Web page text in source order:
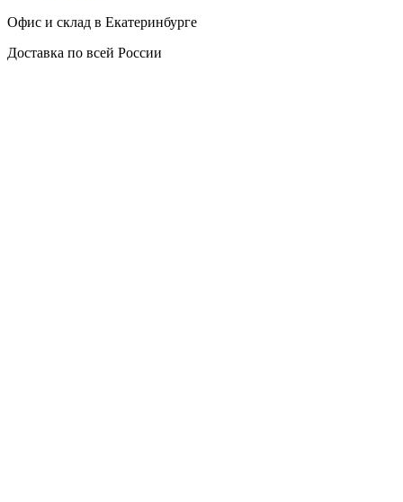
Офис и склад в Екатеринбурге
Доставка по всей России